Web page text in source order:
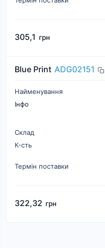
305,1 грн
Blue Print ADG02151
Найменування
Інфо
Склад
К-cть
Термін поставки
322,32 грн